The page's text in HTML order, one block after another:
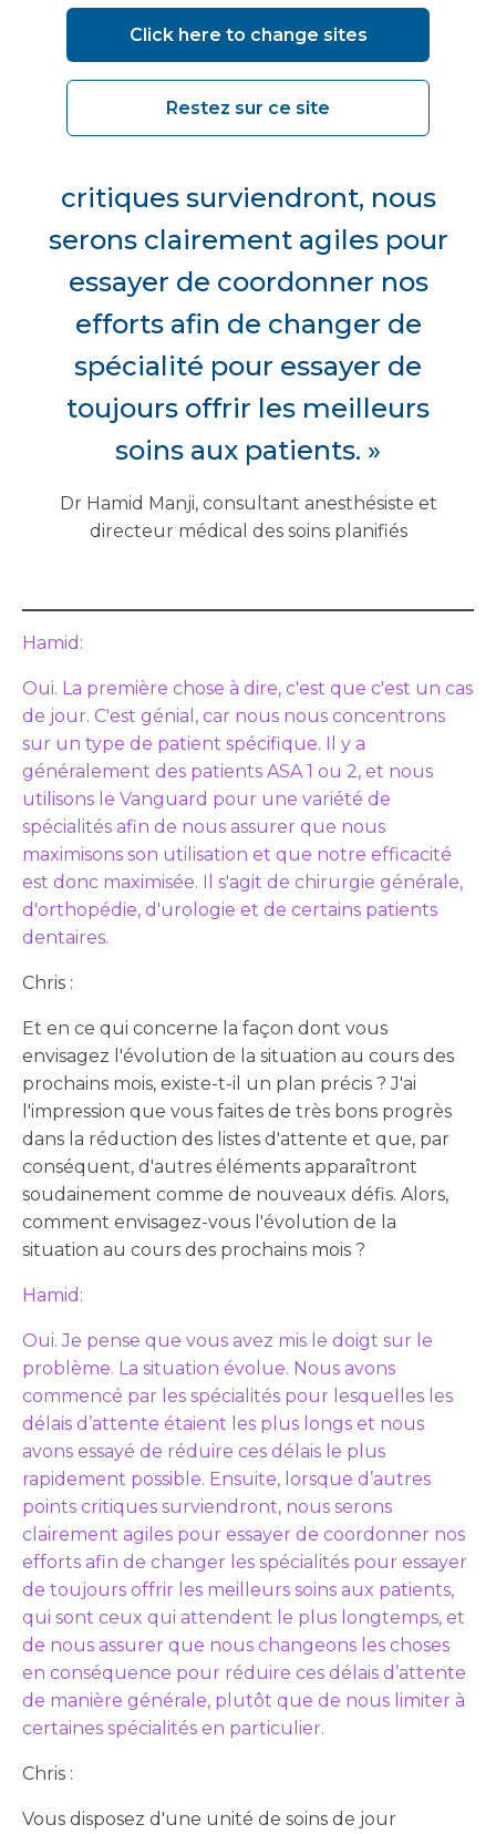
nous avons essayé de réduire
ces temps d’attente le plus
rapidement possible. Ensuite,
critiques surviendront, nous
serons clairement agiles pour
essayer de coordonner nos
efforts afin de changer de
spécialité pour essayer de
toujours offrir les meilleurs
soins aux patients. »
Dr Hamid Manji, consultant anesthésiste et
directeur médical des soins planifiés
Hamid:
Oui. La première chose à dire, c'est que c'est un cas
de jour. C'est génial, car nous nous concentrons
sur un type de patient spécifique. Il y a
généralement des patients ASA 1 ou 2, et nous
utilisons le Vanguard pour une variété de
spécialités afin de nous assurer que nous
maximisons son utilisation et que notre efficacité
est donc maximisée. Il s'agit de chirurgie générale,
d'orthopédie, d'urologie et de certains patients
dentaires.
Chris :
Et en ce qui concerne la façon dont vous
envisagez l'évolution de la situation au cours des
prochains mois, existe-t-il un plan précis ? J'ai
l'impression que vous faites de très bons progrès
dans la réduction des listes d'attente et que, par
conséquent, d'autres éléments apparaîtront
soudainement comme de nouveaux défis. Alors,
comment envisagez-vous l'évolution de la
situation au cours des prochains mois ?
Hamid:
Oui. Je pense que vous avez mis le doigt sur le
problème. La situation évolue. Nous avons
commencé par les spécialités pour lesquelles les
délais d’attente étaient les plus longs et nous
avons essayé de réduire ces délais le plus
rapidement possible. Ensuite, lorsque d’autres
points critiques surviendront, nous serons
clairement agiles pour essayer de coordonner nos
efforts afin de changer les spécialités pour essayer
de toujours offrir les meilleurs soins aux patients,
qui sont ceux qui attendent le plus longtemps, et
de nous assurer que nous changeons les choses
en conséquence pour réduire ces délais d’attente
de manière générale, plutôt que de nous limiter à
certaines spécialités en particulier.
Chris :
Vous disposez d'une unité de soins de jour
Click here to change sites
Restez sur ce site